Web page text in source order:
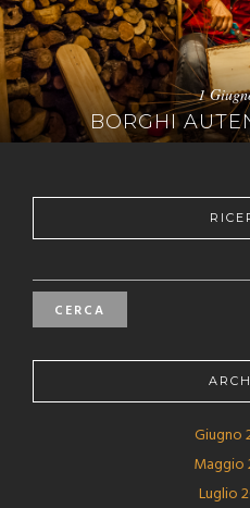
1
BORGHI
Giugno
Maggio
Luglio